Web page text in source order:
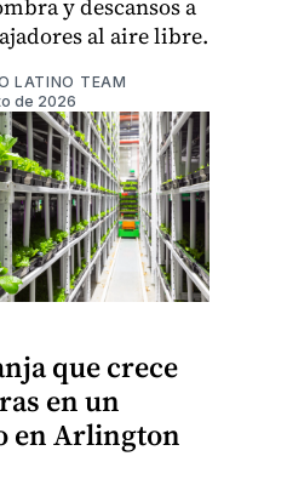
y descansos a
al aire libre.
LATINO TEAM
de 2026
que crece
en un
en Arlington